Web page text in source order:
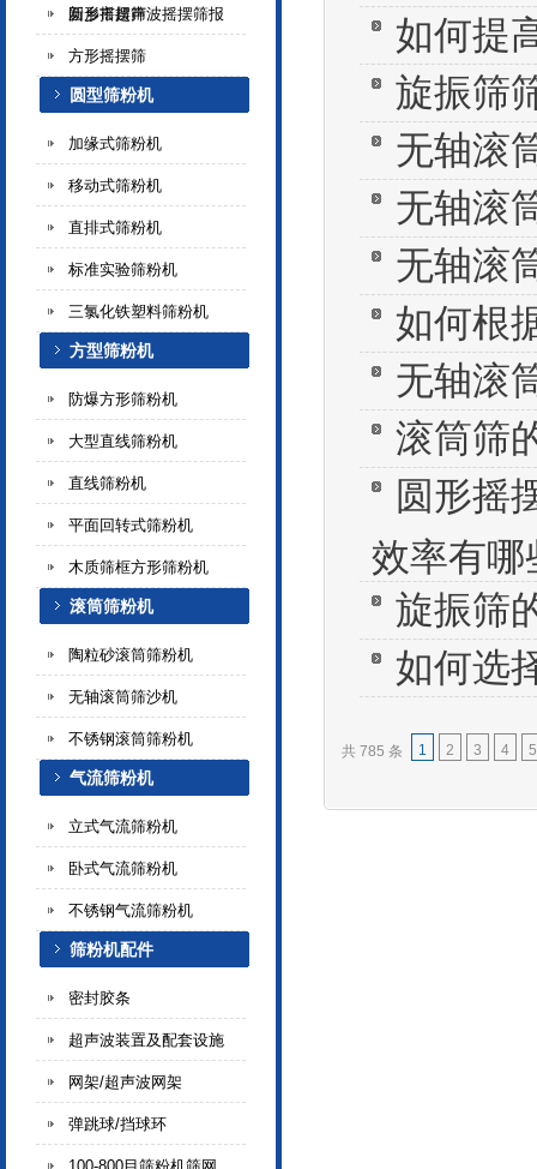
新乡市超声波摇摆筛报
圆形摇摆筛
方形摇摆筛
圆型筛粉机
加缘式筛粉机
移动式筛粉机
直排式筛粉机
标准实验筛粉机
三氯化铁塑料筛粉机
方型筛粉机
防爆方形筛粉机
大型直线筛粉机
直线筛粉机
平面回转式筛粉机
木质筛框方形筛粉机
滚筒筛粉机
陶粒砂滚筒筛粉机
无轴滚筒筛沙机
不锈钢滚筒筛粉机
气流筛粉机
立式气流筛粉机
卧式气流筛粉机
不锈钢气流筛粉机
筛粉机配件
密封胶条
超声波装置及配套设施
网架/超声波网架
弹跳球/挡球环
如何提
旋振筛
无轴滚
无轴滚
无轴滚
如何根
无轴滚
滚筒筛
圆形摇
效率有哪
旋振筛
如何选
共 785 条 1 2 3 4 5